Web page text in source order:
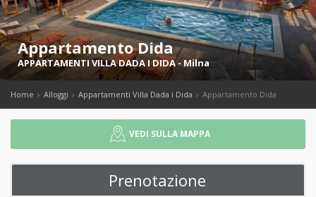
Appartamento Dida
APPARTAMENTI VILLA DADA I DIDA - Milna
Home Alloggi Appartamenti Villa Dada i Dida Appartamento Dida
VEDI SULLA MAPPA
Prenotazione